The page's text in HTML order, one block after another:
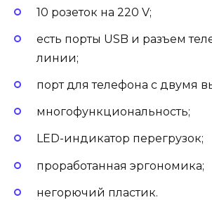
10 розеток на 220 V;
есть порты USB и разъем
линии;
порт для телефона с двумя
многофункциональность;
LED-индикатор перегрузок;
проработанная эргономика;
негорючий пластик.